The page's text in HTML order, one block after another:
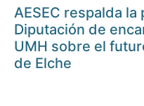
AESEC respalda
Diputación de
UMH sobre el
de Elche